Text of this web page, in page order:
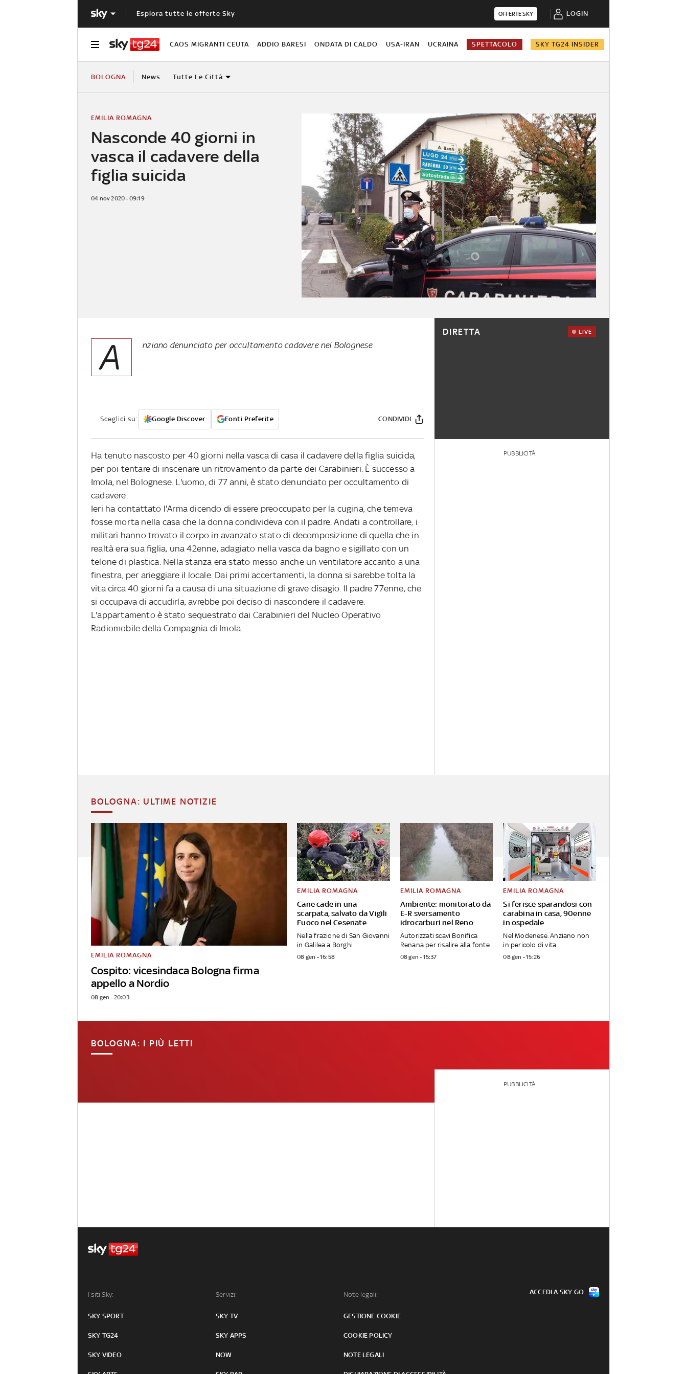
Esplora tutte le offerte Sky OFFERTE SKY LOGIN
CAOS MIGRANTI CEUTA ADDIO BARESI ONDATA DI CALDO USA-IRAN UCRAINA SPETTACOLO SKY TG24 INSIDER
BOLOGNA News Tutte Le Città
Nasconde 40 giorni in
vasca il cadavere della
figlia suicida
EMILIA ROMAGNA
04 nov 2020 - 09:19
A nziano denunciato per occultamento cadavere nel Bolognese
Sceglici su: Google Discover Fonti Preferite CONDIVIDI
Ha tenuto nascosto per 40 giorni nella vasca di casa il cadavere della figlia suicida,
per poi tentare di inscenare un ritrovamento da parte dei Carabinieri. È successo a
Imola, nel Bolognese. L'uomo, di 77 anni, è stato denunciato per occultamento di
cadavere.
Ieri ha contattato l'Arma dicendo di essere preoccupato per la cugina, che temeva
fosse morta nella casa che la donna condivideva con il padre. Andati a controllare, i
militari hanno trovato il corpo in avanzato stato di decomposizione di quella che in
realtà era sua figlia, una 42enne, adagiato nella vasca da bagno e sigillato con un
telone di plastica. Nella stanza era stato messo anche un ventilatore accanto a una
finestra, per arieggiare il locale. Dai primi accertamenti, la donna si sarebbe tolta la
vita circa 40 giorni fa a causa di una situazione di grave disagio. Il padre 77enne, che
si occupava di accudirla, avrebbe poi deciso di nascondere il cadavere.
L'appartamento è stato sequestrato dai Carabinieri del Nucleo Operativo
Radiomobile della Compagnia di Imola.
DIRETTA LIVE
PUBBLICITÀ
BOLOGNA: ULTIME NOTIZIE
Cospito: vicesindaca Bologna firma
appello a Nordio
EMILIA ROMAGNA
08 gen - 20:03
Cane cade in una
scarpata, salvato da Vigili
Fuoco nel Cesenate
EMILIA ROMAGNA
Nella frazione di San Giovanni
in Galilea a Borghi
08 gen - 16:58
Ambiente: monitorato da
E-R sversamento
idrocarburi nel Reno
EMILIA ROMAGNA
Autorizzati scavi Bonifica
Renana per risalire alla fonte
08 gen - 15:37
Si ferisce sparandosi con
carabina in casa, 90enne
in ospedale
EMILIA ROMAGNA
Nel Modenese. Anziano non
in pericolo di vita
08 gen - 15:26
BOLOGNA: I PIÙ LETTI
PUBBLICITÀ
I siti Sky:
SKY SPORT
SKY TG24
SKY VIDEO
Servizi:
SKY TV
SKY APPS
NOW
Note legali:
GESTIONE COOKIE
COOKIE POLICY
NOTE LEGALI
ACCEDI A SKY GO